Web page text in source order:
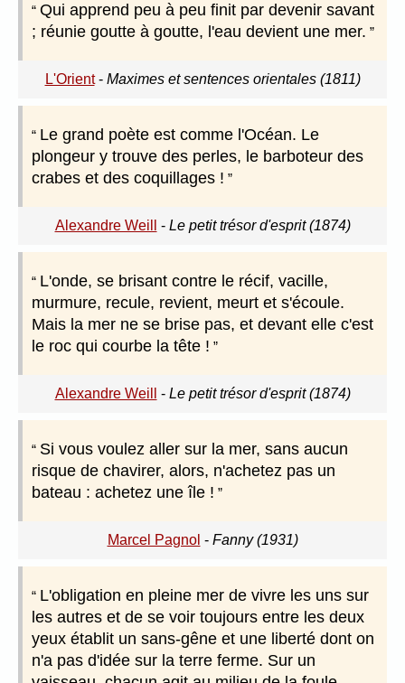
Qui apprend peu à peu finit par devenir savant
; réunie goutte à goutte, l'eau devient une mer.
L'Orient- Maximes et sentences orientales (1811)
Le grand poète est comme l'Océan. Le
plongeur y trouve des perles, le barboteur des
crabes et des coquillages !
Alexandre Weill - Le petit trésor d'esprit (1874)
L'onde, se brisant contre le récif, vacille,
murmure, recule, revient, meurt et s'écoule.
Mais la mer ne se brise pas, et devant elle c'est
le roc qui courbe la tête !
Alexandre Weill - Le petit trésor d'esprit (1874)
Si vous voulez aller sur la mer, sans aucun
risque de chavirer, alors, n'achetez pas un
bateau : achetez une île !
Marcel Pagnol - Fanny (1931)
L'obligation en pleine mer de vivre les uns sur
les autres et de se voir toujours entre les deux
yeux établit un sans-gêne et une liberté dont on
n'a pas d'idée sur la terre ferme. Sur un